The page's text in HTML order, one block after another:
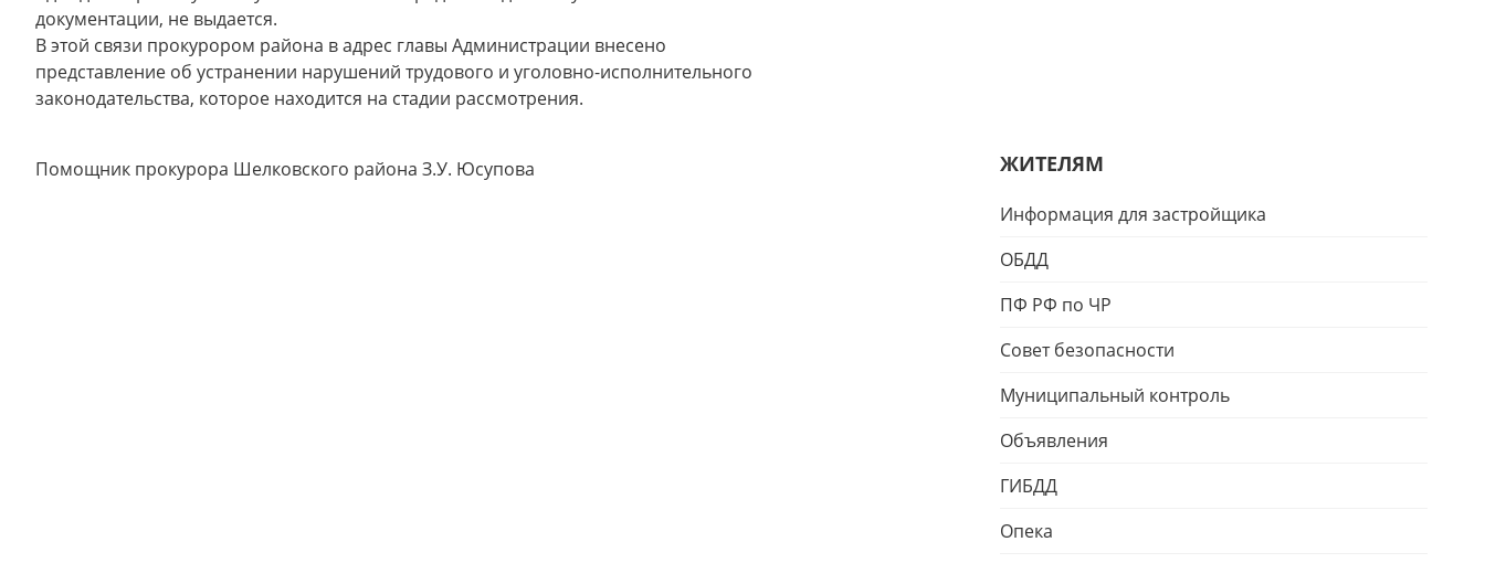
документации, не выдается.
В этой связи прокурором района в адрес главы Администрации внесено
представление об устранении нарушений трудового и уголовно-исполнительного
законодательства, которое находится на стадии рассмотрения.
Помощник прокурора Шелковского района З.У. Юсупова ЖИТЕЛЯМ
Информация для застройщика
ОБДД
ПФ РФ по ЧР
Совет безопасности
Муниципальный контроль
Объявления
ГИБДД
Опека